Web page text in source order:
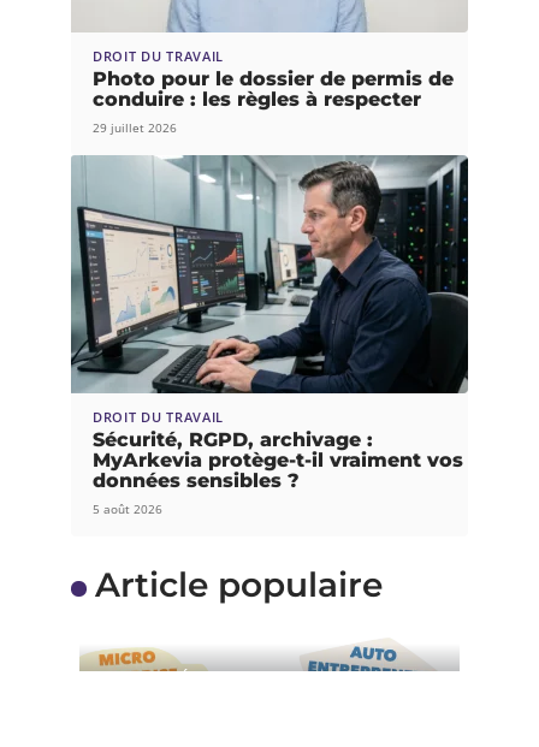
DROIT DU TRAVAIL
Photo pour le dossier de permis de
conduire : les règles à respecter
29 juillet 2026
DROIT DU TRAVAIL
Sécurité, RGPD, archivage :
MyArkevia protège-t-il vraiment vos
données sensibles ?
5 août 2026
Article populaire
ACTUALITÉS